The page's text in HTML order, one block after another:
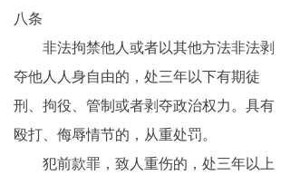
八条
非法拘禁他人或者以其他方法非法剥
夺他人人身自由的，处三年以下有期徒
刑、拘役、管制或者剥夺政治权力。具有
殴打、侮辱情节的，从重处罚。
犯前款罪，致人重伤的，处三年以上